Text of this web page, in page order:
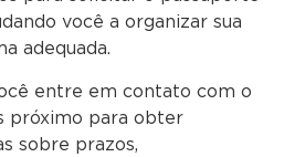
você a organizar sua
adequada.
entre em contato com o
próximo para obter
sobre prazos,